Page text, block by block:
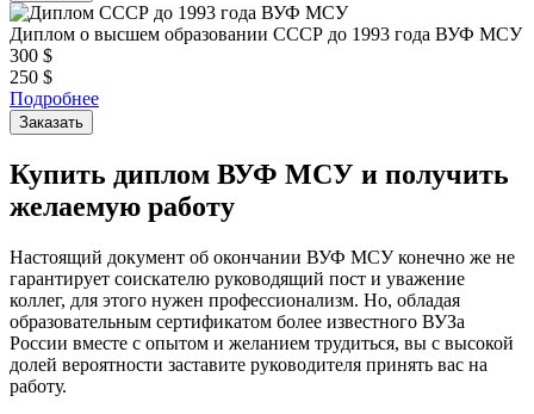
Диплом о высшем образовании СССР до 1993 года ВУФ МСУ
300 $
250 $
Подробнее
Заказать
Купить диплом ВУФ МСУ и получить
желаемую работу
Настоящий документ об окончании ВУФ МСУ конечно же не
гарантирует соискателю руководящий пост и уважение
коллег, для этого нужен профессионализм. Но, обладая
образовательным сертификатом более известного ВУЗа
России вместе с опытом и желанием трудиться, вы с высокой
долей вероятности заставите руководителя принять вас на
работу.